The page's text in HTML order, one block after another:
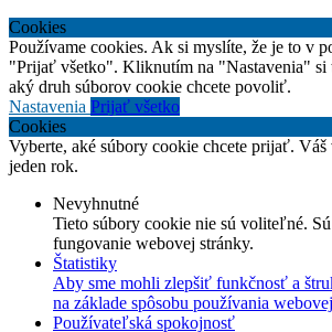
Cookies
Používame cookies. Ak si myslíte, že je to v
"Prijať všetko". Kliknutím na "Nastavenia" si
aký druh súborov cookie chcete povoliť.
Nastavenia Prijať všetko
Cookies
Vyberte, aké súbory cookie chcete prijať. Váš
jeden rok.
Nevyhnutné
Tieto súbory cookie nie sú voliteľné.
fungovanie webovej stránky.
Štatistiky
Aby sme mohli zlepšiť funkčnosť a
na základe spôsobu používania
Používateľská spokojnosť